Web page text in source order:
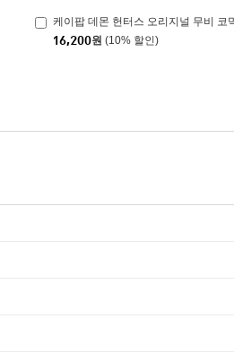
케이팝 데몬 헌터스 오리지널 무비 코
16,200원 (10% 할인)